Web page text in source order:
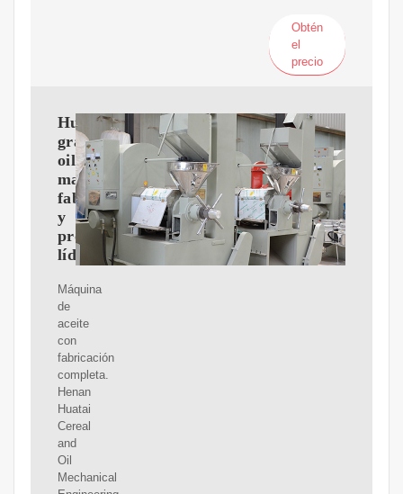
Obtén
el
precio
Huatai
granary
oil
machinery-
fabricante
y
proveedor
líder
Máquina
de
aceite
con
fabricación
completa.
Henan
Huatai
Cereal
and
Oil
Mechanical